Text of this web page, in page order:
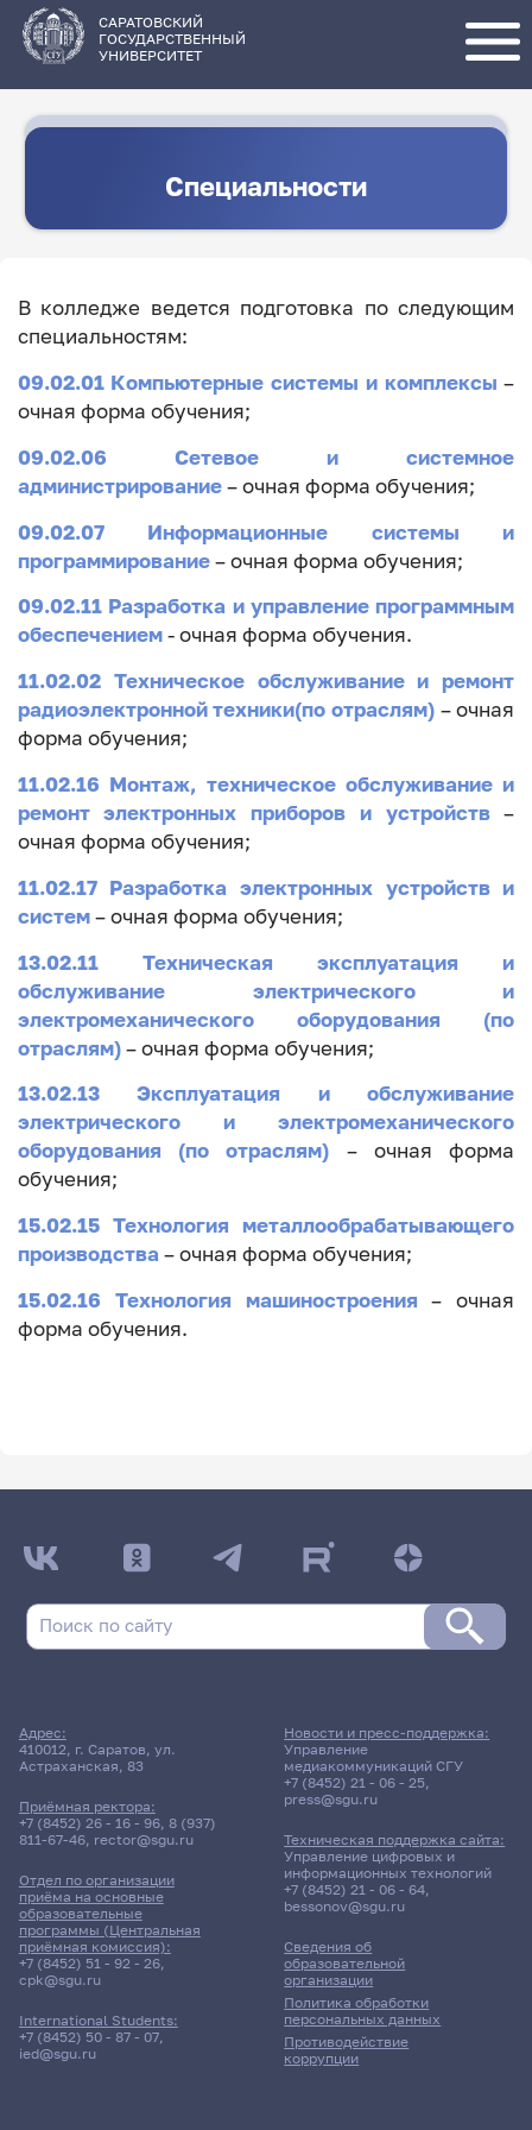
основному
содержанию
САРАТОВСКИЙ
ГОСУДАРСТВЕННЫЙ
УНИВЕРСИТЕТ
Специальности
В колледже ведется подготовка по следующим
специальностям:
09.02.01 Компьютерные системы и комплексы –
очная форма обучения;
09.02.06 Сетевое и системное
администрирование– очная форма обучения;
09.02.07 Информационные системы и
программирование– очная форма обучения;
09.02.11 Разработка и управление программным
обеспечением- очная форма обучения.
11.02.02 Техническое обслуживание и ремонт
радиоэлектронной техники(по отраслям) – очная
форма обучения;
11.02.16 Монтаж, техническое обслуживание и
ремонт электронных приборов и устройств–
очная форма обучения;
11.02.17 Разработка электронных устройств и
систем– очная форма обучения;
13.02.11 Техническая эксплуатация и
обслуживание электрического и
электромеханического оборудования (по
отраслям)– очная форма обучения;
13.02.13 Эксплуатация и обслуживание
электрического и электромеханического
оборудования (по отраслям) – очная форма
обучения;
15.02.15 Технология металлообрабатывающего
производства– очная форма обучения;
15.02.16 Технология машиностроения – очная
форма обучения.
Адрес:
410012, г. Саратов, ул.
Астраханская, 83
Приёмная ректора:
+7 (8452) 26 - 16 - 96, 8 (937)
811-67-46, rector@sgu.ru
Отдел по организации
приёма на основные
образовательные
программы (Центральная
приёмная комиссия):
+7 (8452) 51 - 92 - 26,
cpk@sgu.ru
International Students:
+7 (8452) 50 - 87 - 07,
ied@sgu.ru
Сведения об
образовательной
организации
Политика обработки
персональных данных
Противодействие
коррупции
Новости и пресс-поддержка:
Управление
медиакоммуникаций СГУ
+7 (8452) 21 - 06 - 25,
press@sgu.ru
Техническая поддержка сайта:
Управление цифровых и
информационных технологий
+7 (8452) 21 - 06 - 64,
bessonov@sgu.ru